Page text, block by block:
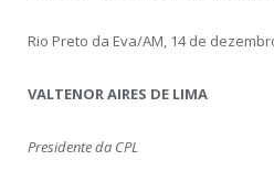
Rio Preto da Eva/AM, 14 de
VALTENOR AIRES DE LIMA
Presidente da CPL